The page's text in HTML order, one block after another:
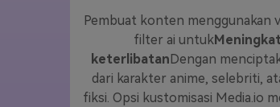
Pembuat konten menggunakan
filter ai untuk
keterlibatan Dengan
dari karakter anime, selebriti,
fiksi. Opsi kustomisasi Media.io